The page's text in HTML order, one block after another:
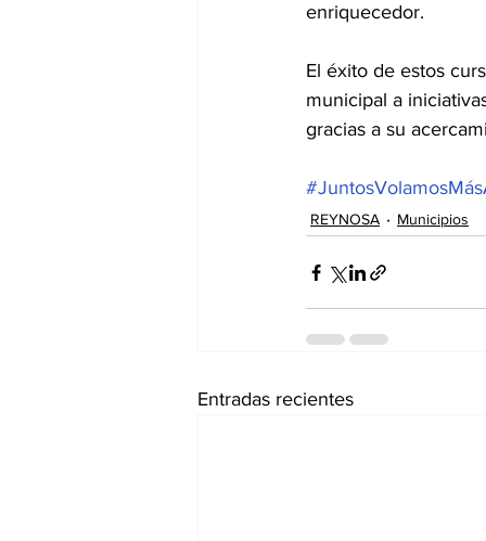
enriquecedor.
El éxito de estos
municipal a
gracias a su
REYNOSA Municipios
Entradas recientes